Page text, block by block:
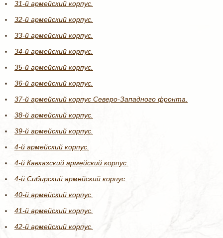
31-й армейский корпус.
32-й армейский корпус.
33-й армейский корпус.
34-й армейский корпус.
35-й армейский корпус.
36-й армейский корпус.
37-й армейский корпус Северо-Западного фронта.
38-й армейский корпус.
39-й армейский корпус.
4-й армейский корпус.
4-й Кавказский армейский корпус.
4-й Сибирский армейский корпус.
40-й армейский корпус.
41-й армейский корпус.
42-й армейский корпус.